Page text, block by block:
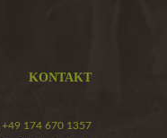
KONTAKT
+49 174 670 1357